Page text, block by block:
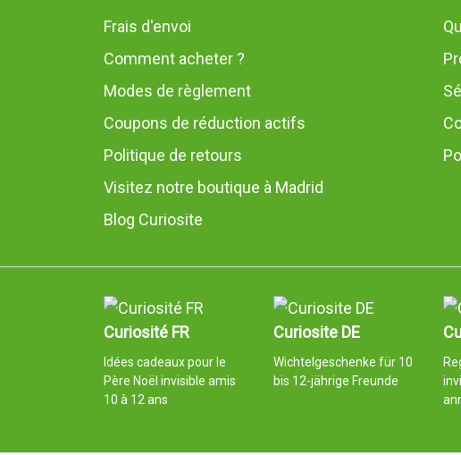
Frais d'envoi
Comment acheter ?
Modes de règlement
Coupons de réduction actifs
Politique de retours
Visitez notre boutique à Madrid
Blog Curiosite
Curiosité FR
Idées cadeaux pour le
Père Noël invisible amis
10 à 12 ans
Curiosite DE
Wichtelgeschenke für 10
bis 12-jährige Freunde